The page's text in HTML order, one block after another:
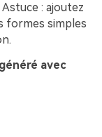
: ajoutez
formes simples
avec